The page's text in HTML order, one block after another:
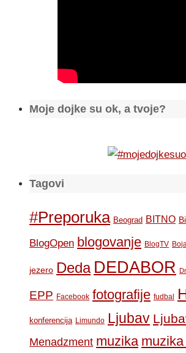
Moje dojke su ok, a tvoje?
Tagovi
#Preporuka Beograd BITNO
BlogOpen blogovanje BlogTV
jezero Deda DEDABOR
EPP Facebook fotografije fudbal
konferencija Limundo Ljubav
Menadzment muzika